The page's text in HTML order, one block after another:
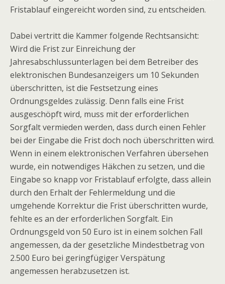
Fristablauf eingereicht worden sind, zu entscheiden.
Dabei vertritt die Kammer folgende Rechtsansicht:
Wird die Frist zur Einreichung der
Jahresabschlussunterlagen bei dem Betreiber des
elektronischen Bundesanzeigers um 10 Sekunden
überschritten, ist die Festsetzung eines
Ordnungsgeldes zulässig. Denn falls eine Frist
ausgeschöpft wird, muss mit der erforderlichen
Sorgfalt vermieden werden, dass durch einen Fehler
bei der Eingabe die Frist doch noch überschritten wird.
Wenn in einem elektronischen Verfahren übersehen
wurde, ein notwendiges Häkchen zu setzen, und die
Eingabe so knapp vor Fristablauf erfolgte, dass allein
durch den Erhalt der Fehlermeldung und die
umgehende Korrektur die Frist überschritten wurde,
fehlte es an der erforderlichen Sorgfalt. Ein
Ordnungsgeld von 50 Euro ist in einem solchen Fall
angemessen, da der gesetzliche Mindestbetrag von
2.500 Euro bei geringfügiger Verspätung
angemessen herabzusetzen ist.